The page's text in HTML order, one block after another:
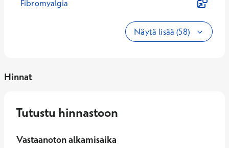
Fibromyalgia
Näytä lisää (58)
Hinnat
Tutustu hinnastoon
Vastaanoton alkamisaika